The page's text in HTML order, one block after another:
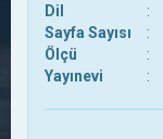
Dil
:
Sayfa Sayısı
:
Ölçü
:
Yayınevi
: